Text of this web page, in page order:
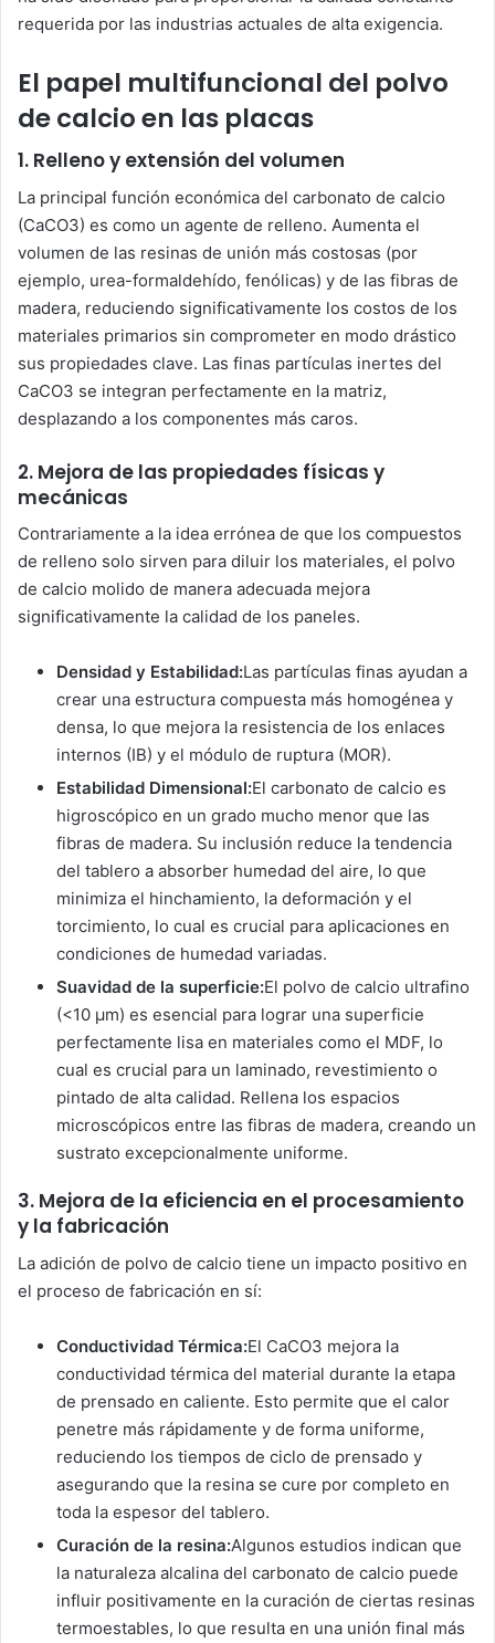
requerida por las industrias actuales de alta exigencia.
El papel multifuncional del polvo
de calcio en las placas
1. Relleno y extensión del volumen
La principal función económica del carbonato de calcio
(CaCO3) es como un agente de relleno. Aumenta el
volumen de las resinas de unión más costosas (por
ejemplo, urea-formaldehído, fenólicas) y de las fibras de
madera, reduciendo significativamente los costos de los
materiales primarios sin comprometer en modo drástico
sus propiedades clave. Las finas partículas inertes del
CaCO3 se integran perfectamente en la matriz,
desplazando a los componentes más caros.
2. Mejora de las propiedades físicas y
mecánicas
Contrariamente a la idea errónea de que los compuestos
de relleno solo sirven para diluir los materiales, el polvo
de calcio molido de manera adecuada mejora
significativamente la calidad de los paneles.
Densidad y Estabilidad:Las partículas finas ayudan a
crear una estructura compuesta más homogénea y
densa, lo que mejora la resistencia de los enlaces
internos (IB) y el módulo de ruptura (MOR).
Estabilidad Dimensional:El carbonato de calcio es
higroscópico en un grado mucho menor que las
fibras de madera. Su inclusión reduce la tendencia
del tablero a absorber humedad del aire, lo que
minimiza el hinchamiento, la deformación y el
torcimiento, lo cual es crucial para aplicaciones en
condiciones de humedad variadas.
Suavidad de la superficie:El polvo de calcio ultrafino
(<10 µm) es esencial para lograr una superficie
perfectamente lisa en materiales como el MDF, lo
cual es crucial para un laminado, revestimiento o
pintado de alta calidad. Rellena los espacios
microscópicos entre las fibras de madera, creando un
sustrato excepcionalmente uniforme.
3. Mejora de la eficiencia en el procesamiento
y la fabricación
La adición de polvo de calcio tiene un impacto positivo en
el proceso de fabricación en sí:
Conductividad Térmica:El CaCO3 mejora la
conductividad térmica del material durante la etapa
de prensado en caliente. Esto permite que el calor
penetre más rápidamente y de forma uniforme,
reduciendo los tiempos de ciclo de prensado y
asegurando que la resina se cure por completo en
toda la espesor del tablero.
Curación de la resina:Algunos estudios indican que
la naturaleza alcalina del carbonato de calcio puede
influir positivamente en la curación de ciertas resinas
termoestables, lo que resulta en una unión final más